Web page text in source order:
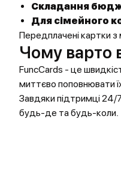
Складання
Для сімейного
Передплачені картки
Чому варто
FuncCards - це
миттєво поповнювати
Завдяки підтримці 24/
будь-де та будь-коли.